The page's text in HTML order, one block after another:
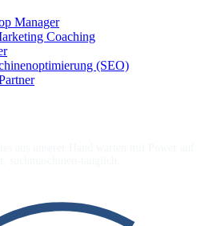
Manager
Coaching
(SEO)